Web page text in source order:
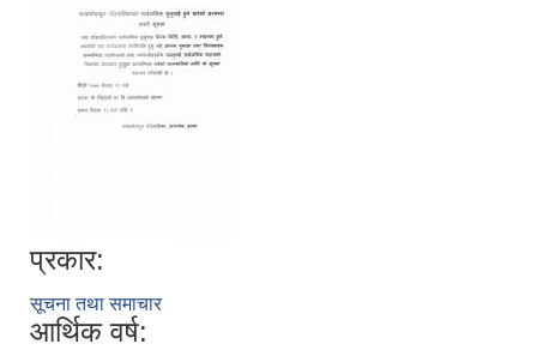
प्रकार:
सूचना तथा समाचार
आर्थिक वर्ष: